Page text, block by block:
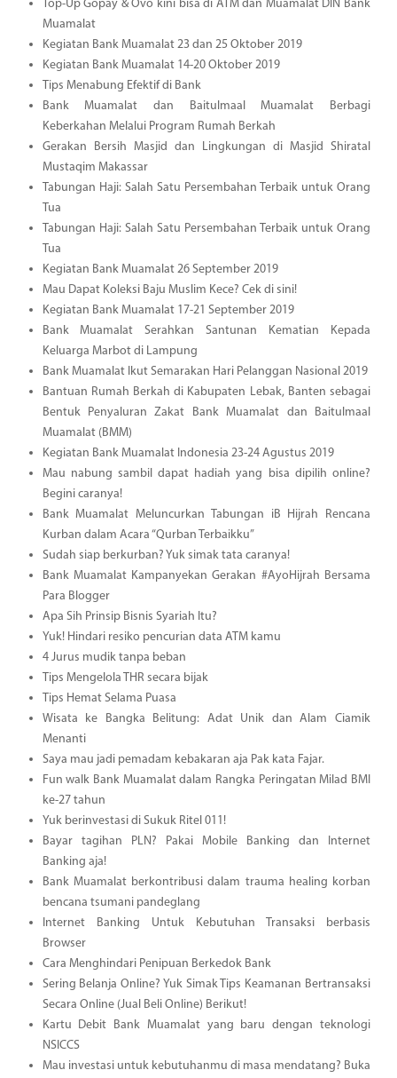
Top-Up Gopay & Ovo kini bisa di ATM dan Muamalat DIN Bank
Muamalat
Kegiatan Bank Muamalat 23 dan 25 Oktober 2019
Kegiatan Bank Muamalat 14-20 Oktober 2019
Tips Menabung Efektif di Bank
Bank Muamalat dan Baitulmaal Muamalat Berbagi
Keberkahan Melalui Program Rumah Berkah
Gerakan Bersih Masjid dan Lingkungan di Masjid Shiratal
Mustaqim Makassar
Tabungan Haji: Salah Satu Persembahan Terbaik untuk Orang
Tua
Tabungan Haji: Salah Satu Persembahan Terbaik untuk Orang
Tua
Kegiatan Bank Muamalat 26 September 2019
Mau Dapat Koleksi Baju Muslim Kece? Cek di sini!
Kegiatan Bank Muamalat 17-21 September 2019
Bank Muamalat Serahkan Santunan Kematian Kepada
Keluarga Marbot di Lampung
Bank Muamalat Ikut Semarakan Hari Pelanggan Nasional 2019
Bantuan Rumah Berkah di Kabupaten Lebak, Banten sebagai
Bentuk Penyaluran Zakat Bank Muamalat dan Baitulmaal
Muamalat (BMM)
Kegiatan Bank Muamalat Indonesia 23-24 Agustus 2019
Mau nabung sambil dapat hadiah yang bisa dipilih online?
Begini caranya!
Bank Muamalat Meluncurkan Tabungan iB Hijrah Rencana
Kurban dalam Acara “Qurban Terbaikku”
Sudah siap berkurban? Yuk simak tata caranya!
Bank Muamalat Kampanyekan Gerakan #AyoHijrah Bersama
Para Blogger
Apa Sih Prinsip Bisnis Syariah Itu?
Yuk! Hindari resiko pencurian data ATM kamu
4 Jurus mudik tanpa beban
Tips Mengelola THR secara bijak
Tips Hemat Selama Puasa
Wisata ke Bangka Belitung: Adat Unik dan Alam Ciamik
Menanti
Saya mau jadi pemadam kebakaran aja Pak kata Fajar.
Fun walk Bank Muamalat dalam Rangka Peringatan Milad BMI
ke-27 tahun
Yuk berinvestasi di Sukuk Ritel 011!
Bayar tagihan PLN? Pakai Mobile Banking dan Internet
Banking aja!
Bank Muamalat berkontribusi dalam trauma healing korban
bencana tsumani pandeglang
Internet Banking Untuk Kebutuhan Transaksi berbasis
Browser
Cara Menghindari Penipuan Berkedok Bank
Sering Belanja Online? Yuk Simak Tips Keamanan Bertransaksi
Secara Online (Jual Beli Online) Berikut!
Kartu Debit Bank Muamalat yang baru dengan teknologi
NSICCS
Mau investasi untuk kebutuhanmu di masa mendatang? Buka